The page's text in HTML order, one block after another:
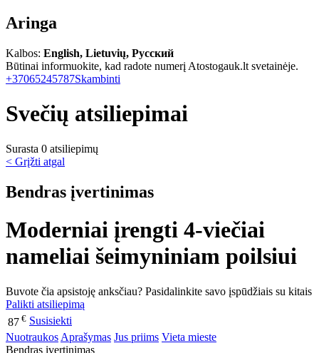
Aringa
Kalbos: English, Lietuvių, Русский
Būtinai informuokite, kad radote numerį Atostogauk.lt svetainėje.
+37065245787Skambinti
Svečių atsiliepimai
Surasta 0 atsiliepimų
< Grįžti atgal
Bendras įvertinimas
Moderniai įrengti 4-viečiai
nameliai šeimyniniam poilsiui
Buvote čia apsistoję anksčiau? Pasidalinkite savo įspūdžiais su kitais
Palikti atsiliepimą
87 € Susisiekti
Nuotraukos Aprašymas Jus priims Vieta mieste
Bendras įvertinimas